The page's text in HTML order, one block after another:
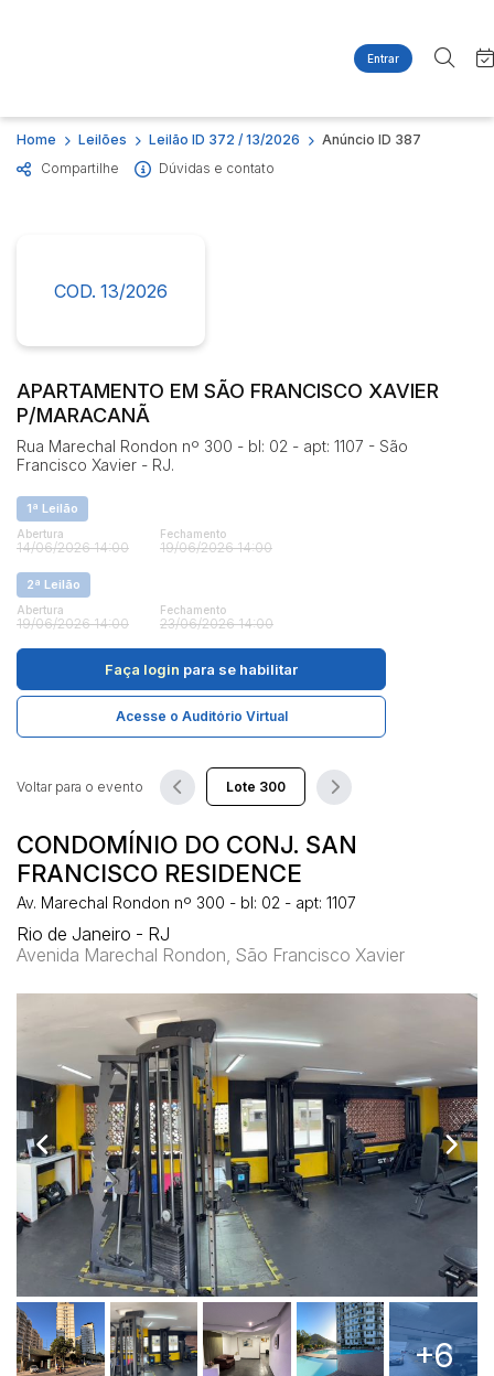
Entrar
Site
Agenda
Quem Somos
Imóveis
Casas
Ponto Comercial
Terreno
Busca por palavra-chave
Estados
Faixa de valor
Home Leilões Leilão ID 372 / 13/2026
Anúncio ID 387
Compartilhe
Dúvidas e contato
COD. 13/2026
APARTAMENTO EM SÃO FRANCISCO XAVIER
P/MARACANÃ
Rua Marechal Rondon nº 300 - bl: 02 - apt: 1107 - São
Francisco Xavier - RJ.
1ª Leilão
Abertura
14/06/2026 14:00
Fechamento
19/06/2026 14:00
2ª Leilão
Abertura
19/06/2026 14:00
Fechamento
23/06/2026 14:00
Faça login para se habilitar
Acesse o Auditório Virtual
CONDOMÍNIO DO CONJ. SAN
FRANCISCO RESIDENCE
Av. Marechal Rondon nº 300 - bl: 02 - apt: 1107
Rio de Janeiro - RJ
Avenida Marechal Rondon, São Francisco Xavier
Voltar para o evento
+6